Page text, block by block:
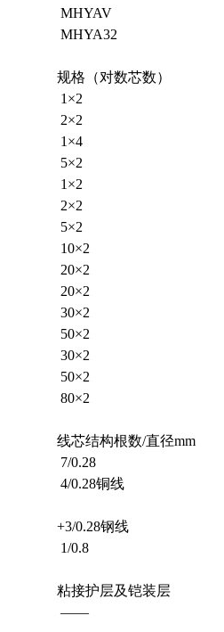
MHYAV
MHYA32
规格（对数芯数）
1×2
2×2
1×4
5×2
1×2
2×2
5×2
10×2
20×2
20×2
30×2
50×2
30×2
50×2
80×2
线芯结构根数/直径mm
7/0.28
4/0.28铜线
+3/0.28钢线
1/0.8
粘接护层及铠装层
——